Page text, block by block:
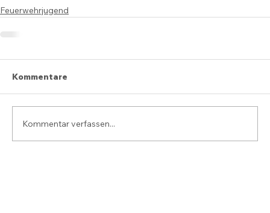
Feuerwehrjugend
Kommentare
Kommentar verfassen...